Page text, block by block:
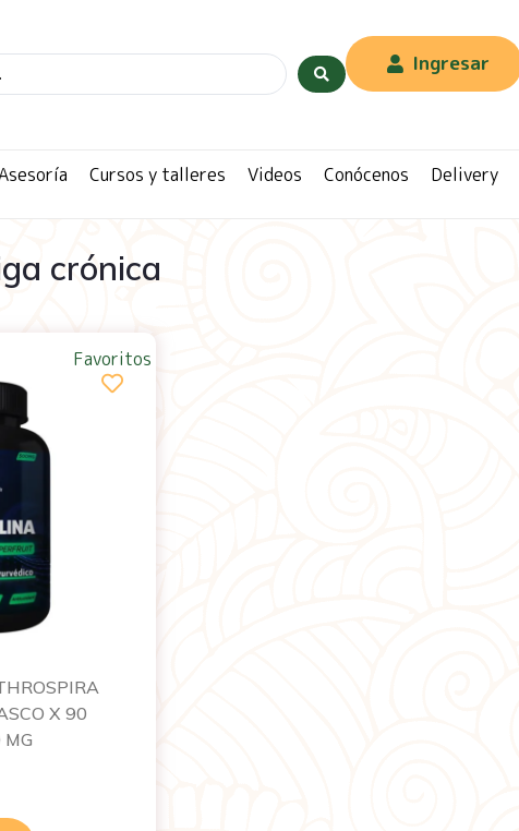
Ingresar
Cursos y talleres Videos Conócenos Delivery
crónica
X 90
Favoritos